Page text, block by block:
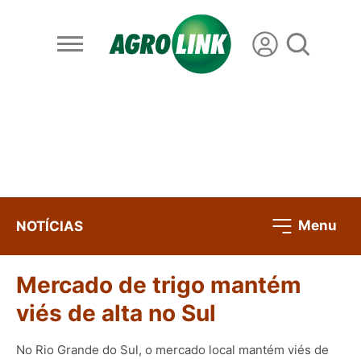
NOTÍCIAS Menu
Mercado de trigo mantém
viés de alta no Sul
No Rio Grande do Sul, o mercado local mantém viés de